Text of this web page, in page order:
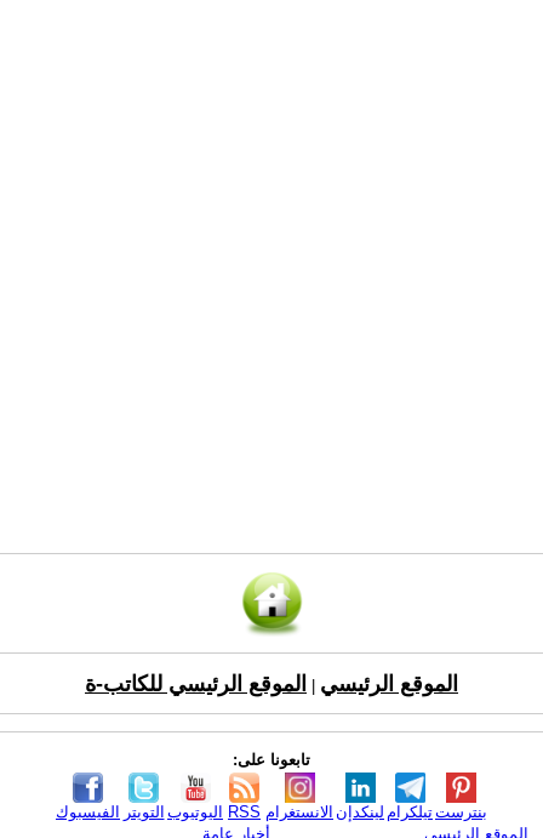
الموقع الرئيسي الموقع الرئيسي للكاتب-ة
تابعونا على:
الفيسبوك التويتر اليوتيوب RSS الانستغرام لينكدإن تيلكرامبنترست
الموقع الرئيسي
أخبار عامة